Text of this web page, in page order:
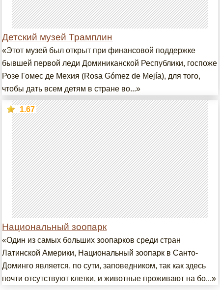
Детский музей Трамплин
«Этот музей был открыт при финансовой поддержке
бывшей первой леди Доминиканской Республики, госпоже
Розе Гомес де Мехия (Rosa Gómez de Mejía), для того,
чтобы дать всем детям в стране во...»
Национальный зоопарк
1.67
«Один из самых больших зоопарков среди стран
Латинской Америки, Национальный зоопарк в Санто-
Доминго является, по сути, заповедником, так как здесь
почти отсутствуют клетки, и животные проживают на бо...»